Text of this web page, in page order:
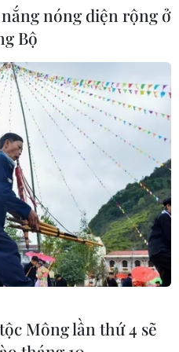
thoại giữa
ký Liên
nhập
người
6.000
nóng diện rộng ở
Bộ
Mông lần thứ 4 sẽ